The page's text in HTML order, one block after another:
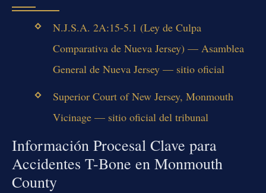
N.J.S.A. 2A:15-5.1 (Ley de Culpa
Comparativa de Nueva Jersey) — Asamblea
General de Nueva Jersey — sitio oficial
Superior Court of New Jersey, Monmouth
Vicinage — sitio oficial del tribunal
Información Procesal Clave para
Accidentes T-Bone en Monmouth
County